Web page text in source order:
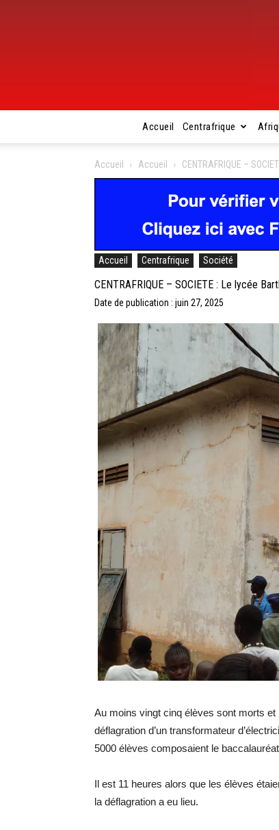
Accueil Centrafrique
Accueil Accueil CENTRAFRIQUE –
Accueil Centrafrique Société
CENTRAFRIQUE – SOCIETE : Le lycée
Date de publication : juin 27, 2025
Au moins vingt cinq élèves sont morts
déflagration d’un transformateur
5000 élèves composaient le
Il est 11 heures alors que les élèves
la déflagration a eu lieu.